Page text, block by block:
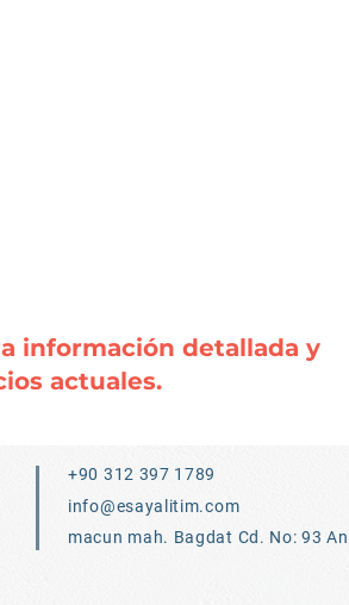
información detallada y
actuales.
+90 312 397 1789
info@esayalitim.com
macun mah. Bagdat Cd. No: 93